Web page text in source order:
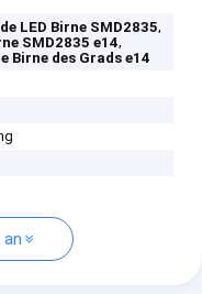
LED Birne SMD2835,
SMD2835 e14,
Birne des Grads e14